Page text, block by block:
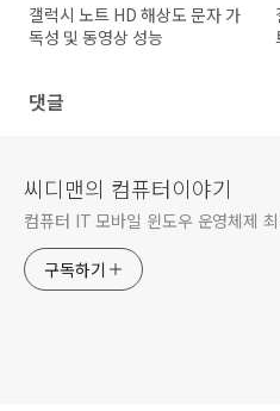
갤럭시 노트 HD 해상도 문자 가
독성 및 동영상 성능
댓글
씨디맨의 컴퓨터이야기
컴퓨터 IT 모바일 윈도우 운영체제
구독하기